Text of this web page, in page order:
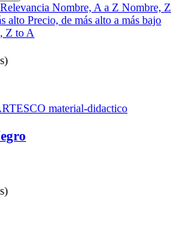
Relevancia Nombre, A a Z Nombre, Z
alto Precio, de más alto a más bajo
Z to A